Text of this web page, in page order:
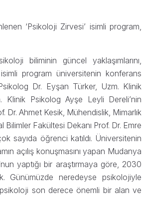
‘Psikoloji Zirvesi’ isimli program,
biliminin güncel yaklaşımlarını,
isimli program üniversitenin konferans
Dr. Eyşan Türker, Uzm. Klinik
Psikolog Ayşe Leyli Dereli’nin
Dr. Ahmet Kesik, Mühendislik, Mimarlık
Fakültesi Dekanı Prof. Dr. Emre
sayıda öğrenci katıldı. Üniversitenin
açılış konuşmasını yapan Mudanya
yaptığı bir araştırmaya göre, 2030
Günümüzde neredeyse psikolojiyle
son derece önemli bir alan ve